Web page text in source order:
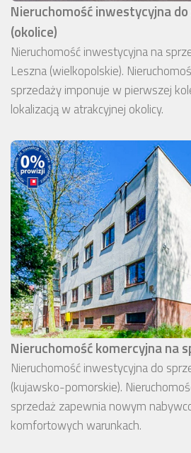
Nieruchomość inwestycyjna
(okolice)
Nieruchomość inwestycyjna na
Leszna (wielkopolskie).
sprzedaży imponuje w pierwszej
lokalizacją w atrakcyjnej okolicy.
Nieruchomość komercyjna na
Nieruchomość inwestycyjna do
(kujawsko-pomorskie).
sprzedaż zapewnia nowym
komfortowych warunkach.